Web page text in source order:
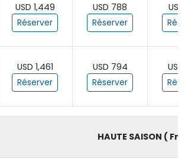
USD 1,449
Réserver
USD 788
Réserver
USD 1,461
Réserver
USD 794
Réserver
HAUTE SAISON (